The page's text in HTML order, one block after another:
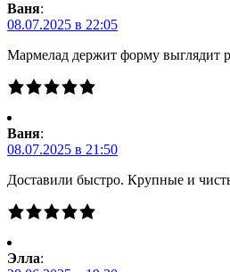
Ваня:
08.07.2025 в 22:05
Мармелад держит форму выглядит
Ваня:
08.07.2025 в 21:50
Доставили быстро. Крупные и
Элла: